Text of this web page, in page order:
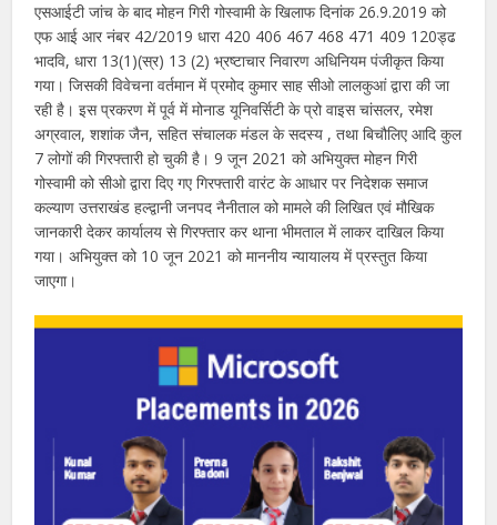
एसआईटी जांच के बाद मोहन गिरी गोस्वामी के खिलाफ दिनांक 26.9.2019 को
एफ आई आर नंबर 42/2019 धारा 420 406 467 468 471 409 120ड्ढ
भादवि, धारा 13(1)(स्र) 13 (2) भ्रष्टाचार निवारण अधिनियम पंजीकृत किया
गया। जिसकी विवेचना वर्तमान में प्रमोद कुमार साह सीओ लालकुआं द्वारा की जा
रही है। इस प्रकरण में पूर्व में मोनाड यूनिवर्सिटी के प्रो वाइस चांसलर, रमेश
अग्रवाल, शशांक जैन, सहित संचालक मंडल के सदस्य , तथा बिचौलिए आदि कुल
7 लोगों की गिरफ्तारी हो चुकी है। 9 जून 2021 को अभियुक्त मोहन गिरी
गोस्वामी को सीओ द्वारा दिए गए गिरफ्तारी वारंट के आधार पर निदेशक समाज
कल्याण उत्तराखंड हल्द्वानी जनपद नैनीताल को मामले की लिखित एवं मौखिक
जानकारी देकर कार्यालय से गिरफ्तार कर थाना भीमताल में लाकर दाखिल किया
गया। अभियुक्त को 10 जून 2021 को माननीय न्यायालय में प्रस्तुत किया
जाएगा।